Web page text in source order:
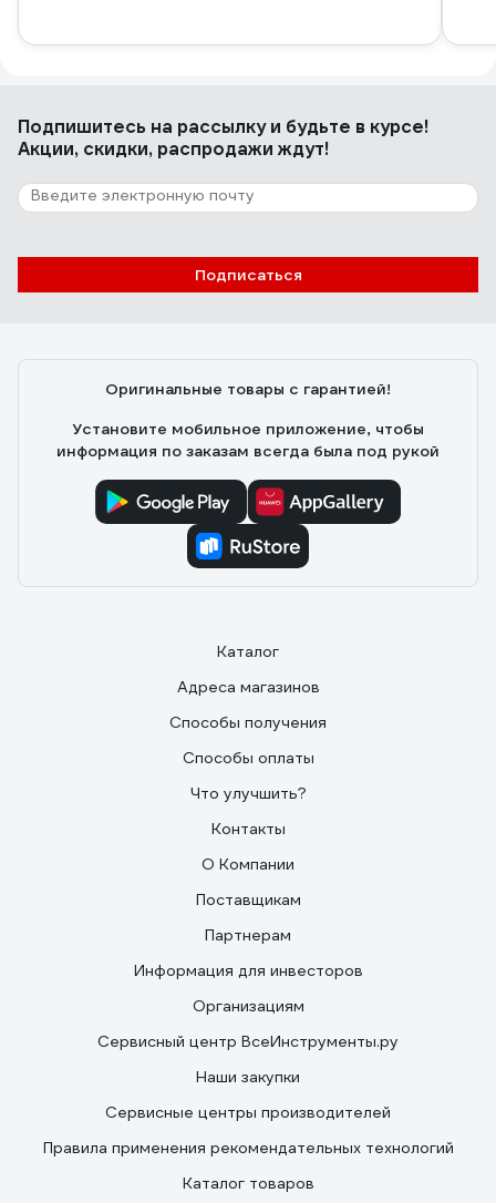
Подпишитесь на рассылкуи будьте в курсе!
Акции, скидки, распродажи ждут!
Подписаться
Оригинальные товары с гарантией!
Установите мобильное приложение, чтобы
информация по заказам всегда была под рукой
Каталог
Адреса магазинов
Способы получения
Способы оплаты
Что улучшить?
Контакты
О Компании
Поставщикам
Партнерам
Информация для инвесторов
Организациям
Сервисный центр ВсеИнструменты.ру
Наши закупки
Сервисные центры производителей
Правила применения рекомендательных технологий
Каталог товаров